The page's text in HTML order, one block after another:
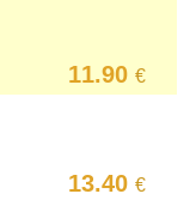
11.90€
13.40€